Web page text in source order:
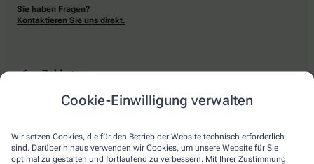
Cookie-Einwilligung verwalten
Wir setzen Cookies, die für den Betrieb der Website technisch erforderlich
sind. Darüber hinaus verwenden wir Cookies, um unsere Website für Sie
optimal zu gestalten und fortlaufend zu verbessern. Mit Ihrer Zustimmung
Sie haben Fragen?
Kontaktieren Sie uns direkt.
Zahlarten
Bar oder mit einer anderen akzeptierten Zahlungsart Ihrer Apotheke vor Ort.
Lieferarten